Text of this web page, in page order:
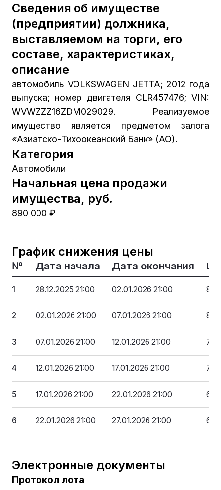
Сведения об имуществе
(предприятии) должника,
выставляемом на торги, его
составе, характеристиках,
описание
автомобиль VOLKSWAGEN JETTA; 2012 года
выпуска; номер двигателя CLR457476; VIN:
WVWZZZ16ZDM029029. Реализуемое
имущество является предметом залога
«Азиатско-Тихоокеанский Банк» (АО).
Категория
Автомобили
Начальная цена продажи
имущества, руб.
890 000 ₽
График снижения цены
№ Дата начала Дата окончания
1 28.12.2025 21:00 02.01.2026 21:00
2 02.01.2026 21:00 07.01.2026 21:00
3 07.01.2026 21:00 12.01.2026 21:00
4 12.01.2026 21:00 17.01.2026 21:00
5 17.01.2026 21:00 22.01.2026 21:00
6 22.01.2026 21:00 27.01.2026 21:00
Электронные документы
Протокол лота